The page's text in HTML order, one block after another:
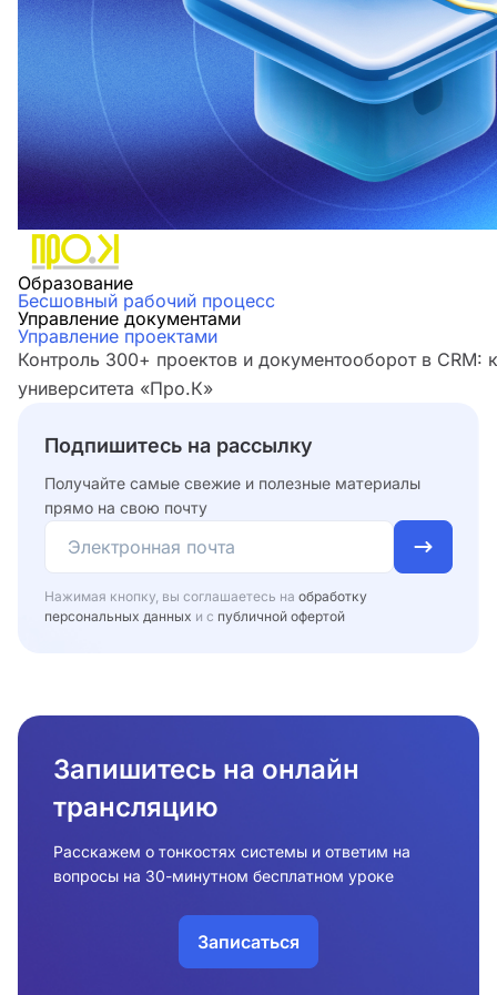
Образование
Бесшовный рабочий процесс
Управление документами
Управление проектами
Контроль 300+ проектов и документооборот в CRM:
университета «Про.К»
Подпишитесь на рассылку
Получайте самые свежие и полезные материалы
прямо на свою почту
Нажимая кнопку, вы соглашаетесь на обработку
персональных данных и с публичной офертой
Запишитесь на онлайн
трансляцию
Расскажем о тонкостях системы и ответим на
вопросы на 30-минутном бесплатном уроке
Записаться